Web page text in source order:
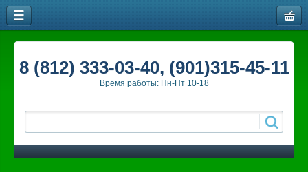
8 (812) 333-03-40, (901)315-45-11
Время работы: Пн-Пт 10-18